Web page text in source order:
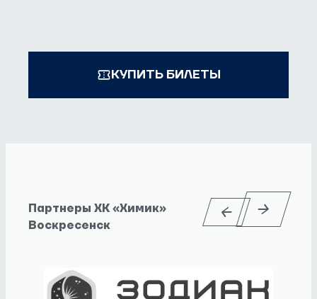
КУПИТЬ БИЛЕТЫ
Партнеры ХК «Химик»
Воскресенск